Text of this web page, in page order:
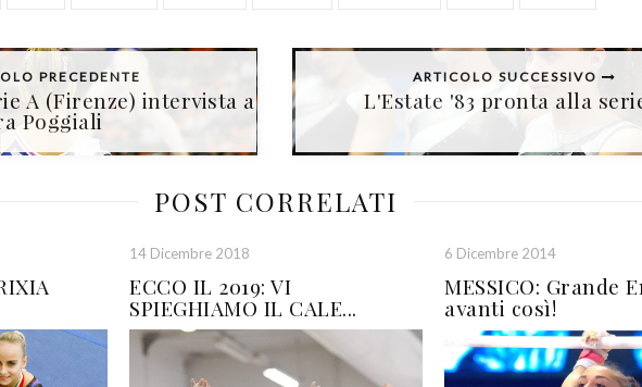
PRECEDENTE
A (Firenze) intervista a
Poggiali
ARTICOLO SUCCESSIVO
L'Estate '83 pronta alla
POST CORRELATI
14 Dicembre 2018
ECCO IL 2019: VI
SPIEGHIAMO IL CALE...
6 Dicembre 2014
MESSICO: Grande
avanti così!